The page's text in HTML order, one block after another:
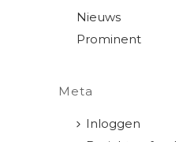
Nieuws
Prominent
Meta
Inloggen